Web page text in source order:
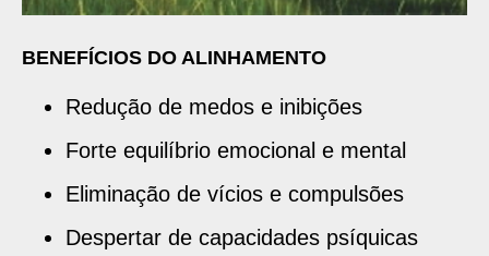
BENEFÍCIOS DO ALINHAMENTO
Redução de medos e inibições
Forte equilíbrio emocional e mental
Eliminação de vícios e compulsões
Despertar de capacidades psíquicas